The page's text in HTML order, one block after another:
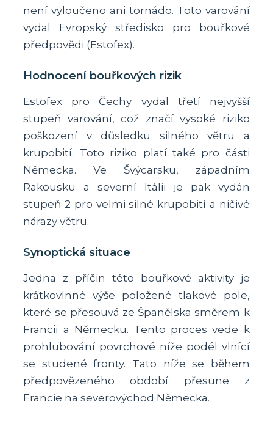
není vyloučeno ani tornádo. Toto varování
vydal Evropský středisko pro bouřkové
předpovědi (Estofex).
Hodnocení bouřkových rizik
Estofex pro Čechy vydal třetí nejvyšší
stupeň varování, což značí vysoké riziko
poškození v důsledku silného větru a
krupobití. Toto riziko platí také pro části
Německa. Ve Švýcarsku, západním
Rakousku a severní Itálii je pak vydán
stupeň 2 pro velmi silné krupobití a ničivé
nárazy větru.
Synoptická situace
Jedna z příčin této bouřkové aktivity je
krátkovlnné výše položené tlakové pole,
které se přesouvá ze Španělska směrem k
Francii a Německu. Tento proces vede k
prohlubování povrchové níže podél vlnící
se studené fronty. Tato níže se během
předpovězeného období přesune z
Francie na severovýchod Německa.